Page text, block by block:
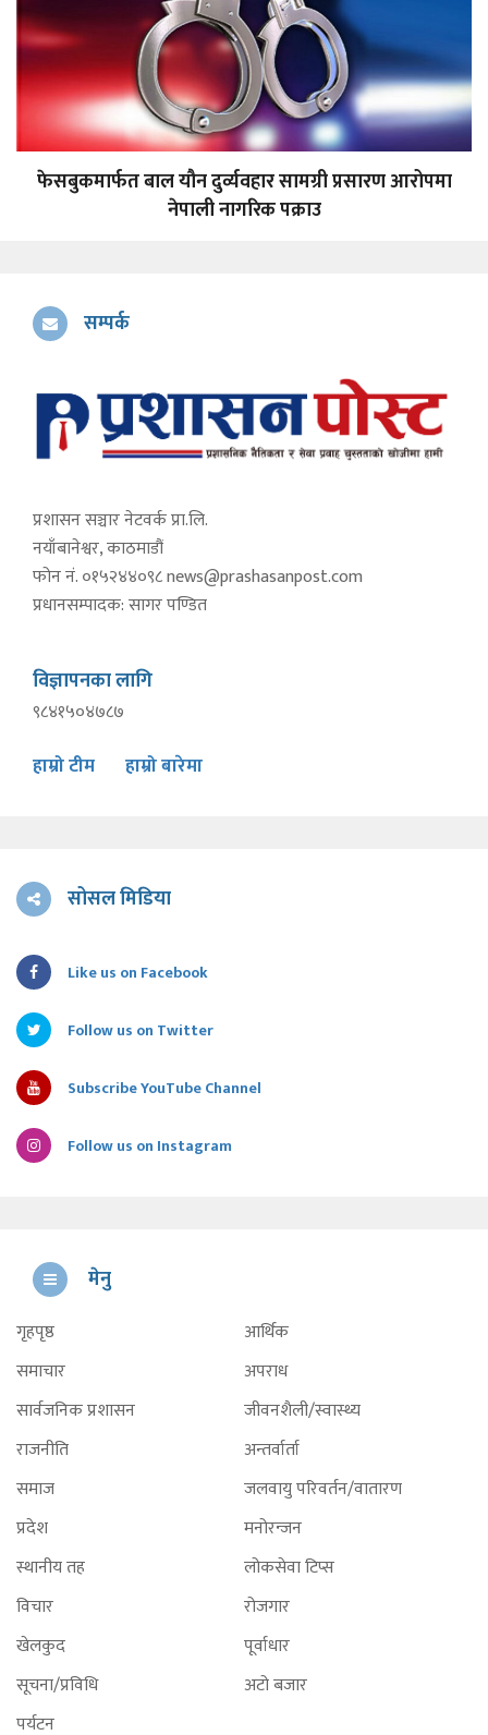
फेसबुकमार्फत बाल यौन दुर्व्यवहार सामग्री प्रसारण आरोपमा
नेपाली नागरिक पक्राउ
सम्पर्क
प्रशासन सञ्चार नेटवर्क प्रा.लि.
नयाँबानेश्वर, काठमाडौं
फोन नं. ०१५२४४०९८news@prashasanpost.com
प्रधानसम्पादक: सागर पण्डित
विज्ञापनका लागि
९८४१५०४७८७
हाम्रो टीम हाम्रो बारेमा
सोसल मिडिया
Like us on Facebook
Follow us on Twitter
Subscribe YouTube Channel
Follow us on Instagram
मेनु
गृहपृष्ठ
समाचार
सार्वजनिक प्रशासन
राजनीति
समाज
प्रदेश
स्थानीय तह
विचार
खेलकुद
सूचना/प्रविधि
पर्यटन
आर्थिक
अपराध
जीवनशैली/स्वास्थ्य
अन्तर्वार्ता
जलवायु परिवर्तन/वातारण
मनोरन्जन
लोकसेवा टिप्स
रोजगार
पूर्वाधार
अटो बजार